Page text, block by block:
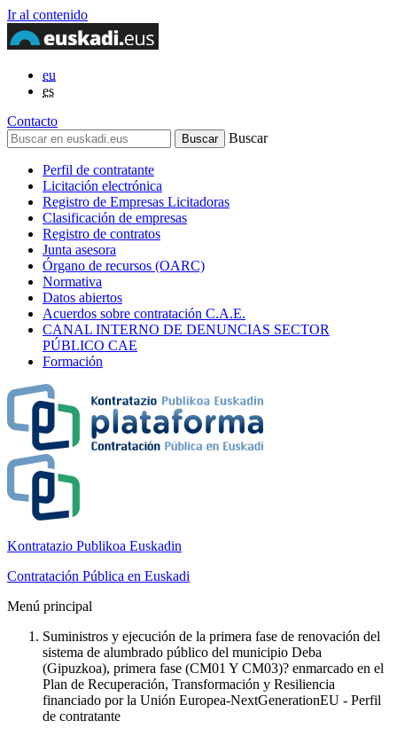
Ir al contenido
eu
es
Contacto
Buscar
Perfil de contratante
Licitación electrónica
Registro de Empresas Licitadoras
Clasificación de empresas
Registro de contratos
Junta asesora
Órgano de recursos (OARC)
Normativa
Datos abiertos
Acuerdos sobre contratación C.A.E.
CANAL INTERNO DE DENUNCIAS SECTOR
PÚBLICO CAE
Formación
Kontratazio Publikoa Euskadin
Contratación Pública en Euskadi
Menú principal
Suministros y ejecución de la primera fase de renovación del
sistema de alumbrado público del municipio Deba
(Gipuzkoa), primera fase (CM01 Y CM03)? enmarcado en el
Plan de Recuperación, Transformación y Resiliencia
financiado por la Unión Europea-NextGenerationEU - Perfil
de contratante